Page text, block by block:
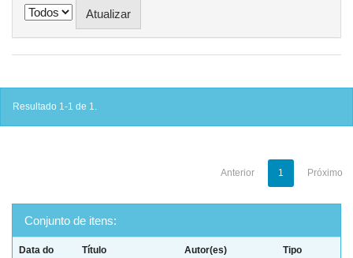
Resultado 1-1 de 1.
Anterior 1 Próximo
Conjunto de itens:
Data do
Título Autor(es) Tipo